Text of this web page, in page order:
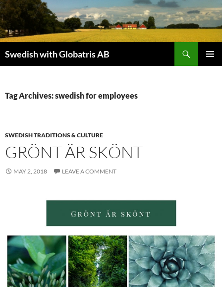
Skip
to
content
Swedish with Globatris AB
Tag Archives: swedish for employees
SWEDISH TRADITIONS & CULTURE
GRÖNT ÄR SKÖNT
MAY 2, 2018 LEAVE A COMMENT